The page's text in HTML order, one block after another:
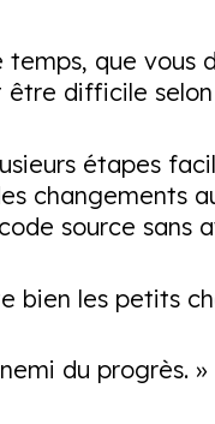
temps, que
difficile
étapes
changements
source sans
bien les petits
du progrès.